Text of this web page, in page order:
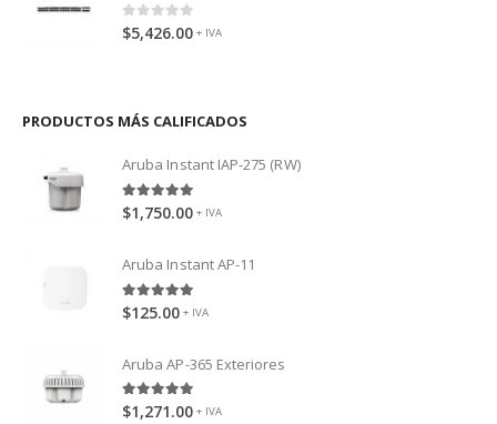
0out of 5
$5,426.00 + IVA
PRODUCTOS MÁS CALIFICADOS
Aruba Instant IAP-275 (RW)
5.00out of 5
$1,750.00 + IVA
Aruba Instant AP-11
5.00out of 5
$125.00 + IVA
Aruba AP-365 Exteriores
5.00out of 5
$1,271.00 + IVA